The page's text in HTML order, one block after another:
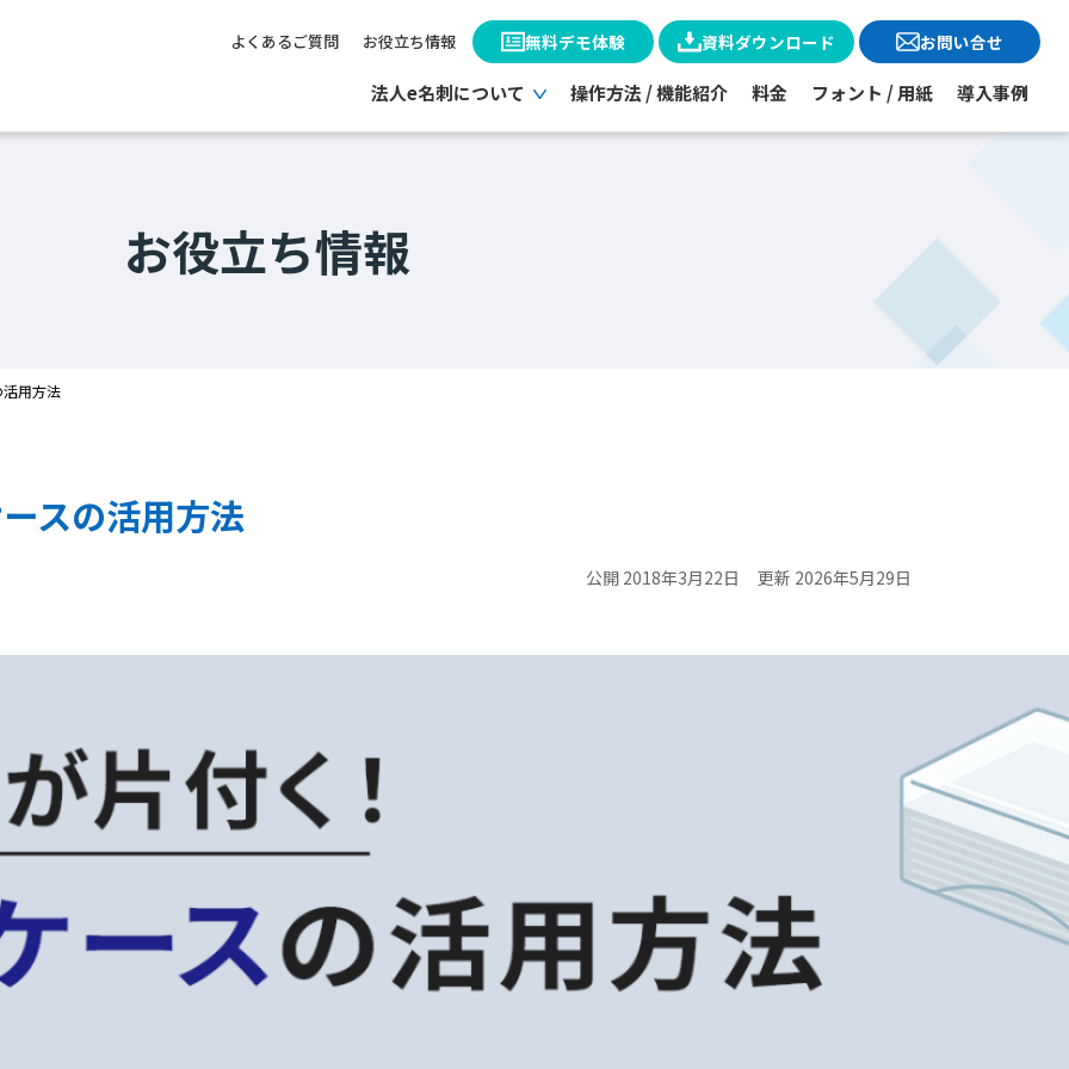
よくあるご質問 お役立ち情報 無料デモ体験 資料ダウンロード お問い合せ
法人e名刺について 操作方法 / 機能紹介 料金 フォント / 用紙 導入事例
お役立ち情報
用方法
スの活用方法
公開 2018年3月22日 更新 2026年5月29日